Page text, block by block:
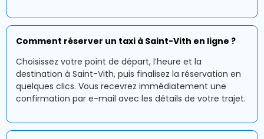
Comment réserver un taxi à Saint-Vith en ligne ?
Choisissez votre point de départ, l’heure et la
destination à Saint-Vith, puis finalisez la réservation en
quelques clics. Vous recevrez immédiatement une
confirmation par e-mail avec les détails de votre trajet.